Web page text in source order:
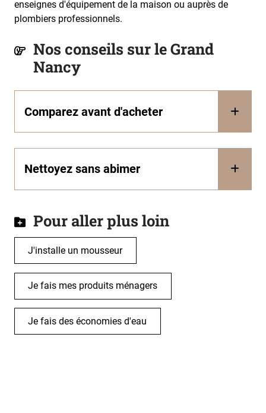
enseignes d'équipement de la maison ou auprès de
plombiers professionnels.
Nos conseils sur le Grand
Nancy
Comparez avant d'acheter
Nettoyez sans abimer
Pour aller plus loin
J'installe un mousseur
Je fais mes produits ménagers
Je fais des économies d'eau